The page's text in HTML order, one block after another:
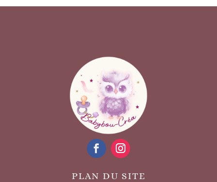
PLAN DU SITE